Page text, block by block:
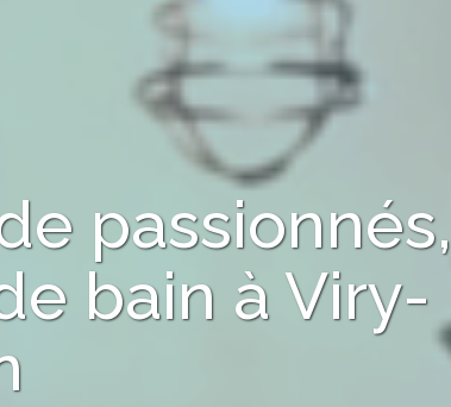
passionnés,
bain àViry-